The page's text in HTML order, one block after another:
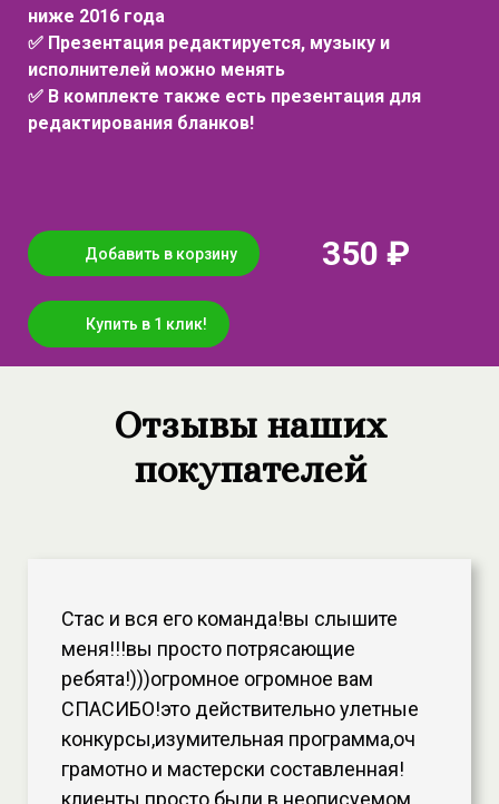
ниже 2016 года
✅ Презентация редактируется, музыку и
исполнителей можно менять
✅ В комплекте также есть презентация для
редактирования бланков!
Добавить в корзину 350 ₽
Купить в 1 клик!
Отзывы наших
покупателей
Стас и вся его команда!вы слышите
меня!!!вы просто потрясающие
ребята!)))огромное огромное вам
СПАСИБО!это действительно улетные
конкурсы,изумительная программа,оч
грамотно и мастерски составленная!
клиенты просто были в неописуемом